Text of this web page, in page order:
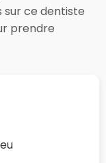
sur ce dentiste
prendre